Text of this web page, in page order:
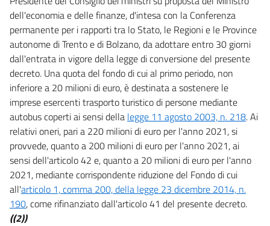
15
17
18
18 bis
19
Titolo III
Misure in materia di salute e sicurezza
19 bis
20
20 bis
dell'economia e delle finanze, d'intesa con la Conferenza
permanente per i rapporti tra lo Stato, le Regioni e le Province
autonome di Trento e di Bolzano, da adottare entro 30 giorni
dall'entrata in vigore della legge di conversione del presente
decreto. Una quota del fondo di cui al primo periodo, non
inferiore a 20 milioni di euro, è destinata a sostenere le
imprese esercenti trasporto turistico di persone mediante
autobus coperti ai sensi della legge 11 agosto 2003, n. 218. Ai
relativi oneri, pari a 220 milioni di euro per l'anno 2021, si
provvede, quanto a 200 milioni di euro per l'anno 2021, ai
sensi dell'articolo 42 e, quanto a 20 milioni di euro per l'anno
2021, mediante corrispondente riduzione del Fondo di cui
all'articolo 1, comma 200, della legge 23 dicembre 2014, n.
190, come rifinanziato dall'articolo 41 del presente decreto.
((2))